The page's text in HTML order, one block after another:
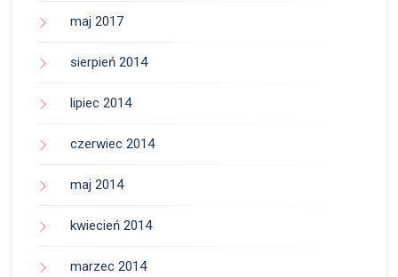
maj 2017
sierpień 2014
lipiec 2014
czerwiec 2014
maj 2014
kwiecień 2014
marzec 2014